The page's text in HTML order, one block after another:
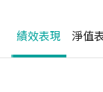
績效表現 淨值